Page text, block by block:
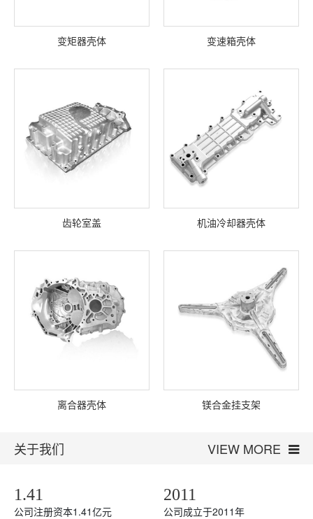
变矩器壳体 变速箱壳体
齿轮室盖 机油冷却器壳体
离合器壳体 镁合金挂支架
关于我们 VIEW MORE
1.41
公司注册资本1.41亿元
2011
公司成立于2011年